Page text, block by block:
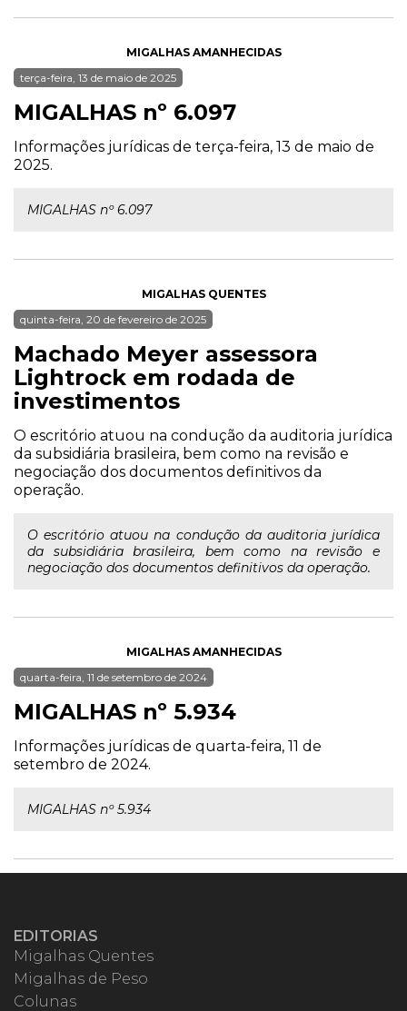
MIGALHAS AMANHECIDAS
terça-feira, 13 de maio de 2025
MIGALHAS nº 6.097
Informações jurídicas de terça-feira, 13 de maio de
2025.
MIGALHAS nº 6.097
MIGALHAS QUENTES
quinta-feira, 20 de fevereiro de 2025
Machado Meyer assessora
Lightrock em rodada de
investimentos
O escritório atuou na condução da auditoria jurídica
da subsidiária brasileira, bem como na revisão e
negociação dos documentos definitivos da
operação.
O escritório atuou na condução da auditoria jurídica
da subsidiária brasileira, bem como na revisão e
negociação dos documentos definitivos da operação.
MIGALHAS AMANHECIDAS
quarta-feira, 11 de setembro de 2024
MIGALHAS nº 5.934
Informações jurídicas de quarta-feira, 11 de
setembro de 2024.
MIGALHAS nº 5.934
EDITORIAS
Migalhas Quentes
Migalhas de Peso
Colunas